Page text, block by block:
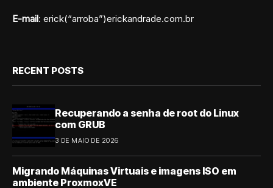
E-mail: erick(“arroba”)erickandrade.com.br
RECENT POSTS
Recuperando a senha de root do Linux
com GRUB
3 DE MAIO DE 2026
Migrando Máquinas Virtuais e imagens ISO em
ambiente ProxmoxVE